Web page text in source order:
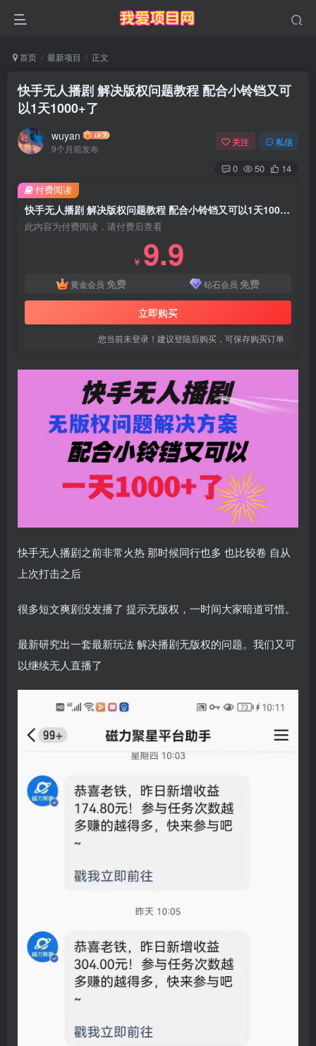
首页 最新项目 正文
快手无人播剧 解决版权问题教程 配合小铃铛又可
以1天1000+了
wuyan
9个月前发布
关注 私信
0 50 14
快手无人播剧 解决版权问题教程 配合小铃铛又可以1天1000+了
此内容为付费阅读，请付费后查看
￥ 9.9
黄金会员 免费 钻石会员 免费
立即购买
您当前未登录！建议登陆后购买，可保存购买订单
付费阅读
快手无人播剧之前非常火热 那时候同行也多 也比较卷 自从
上次打击之后
很多短文爽剧没发播了 提示无版权，一时间大家暗道可惜。
最新研究出一套最新玩法 解决播剧无版权的问题。我们又可
以继续无人直播了